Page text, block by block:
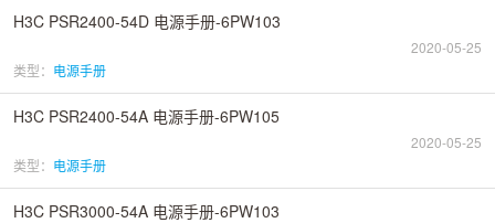
H3C PSR2400-54D 电源手册-6PW103
2020-05-25
类型： 电源手册
H3C PSR2400-54A 电源手册-6PW105
2020-05-25
类型： 电源手册
H3C PSR3000-54A 电源手册-6PW103